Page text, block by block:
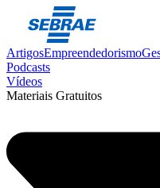
ArtigosEmpreendedorismo
Podcasts
Vídeos
Materiais Gratuitos